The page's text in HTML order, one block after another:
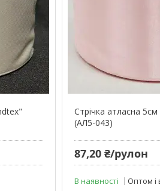
Стрічка атласна
(АЛ5-043)
87,20 ₴/рулон
В наявності Оптом і